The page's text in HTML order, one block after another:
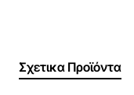
Σχετικα Προϊόντα